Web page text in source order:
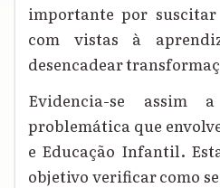
importante por suscitar
com vistas à
desencadear
Evidencia-se assim
problemática que
e Educação Infantil.
objetivo verificar como